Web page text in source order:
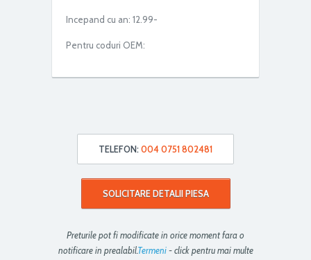
Incepand cu an: 12.99-
Pentru coduri OEM:
TELEFON:004 0751 802481
SOLICITARE DETALII PIESA
Preturile pot fi modificate in orice moment fara o
notificare in prealabil.Termeni- click pentru mai multe